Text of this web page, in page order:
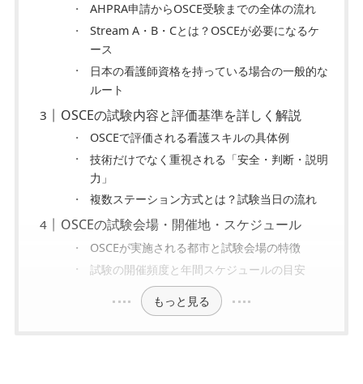
AHPRA申請からOSCE受験までの全体の流れ
Stream A・B・Cとは？OSCEが必要になるケ
ース
日本の看護師資格を持っている場合の一般的な
ルート
OSCEの試験内容と評価基準を詳しく解説
OSCEで評価される看護スキルの具体例
技術だけでなく重視される「安全・判断・説明
力」
複数ステーション方式とは？試験当日の流れ
OSCEの試験会場・開催地・スケジュール
OSCEが実施される都市と試験会場の特徴
試験の開催頻度と年間スケジュールの目安
もっと見る